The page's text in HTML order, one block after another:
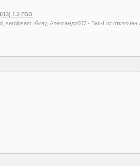
1.2 ГБО
sergiosem, Grey, Александр007 - Ban-List отключен